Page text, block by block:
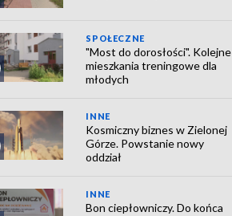
SPOŁECZNE
"Most do dorosłości". Kolejne
mieszkania treningowe dla
młodych
INNE
Kosmiczny biznes w Zielonej
Górze. Powstanie nowy
oddział
INNE
Bon ciepłowniczy. Do końca